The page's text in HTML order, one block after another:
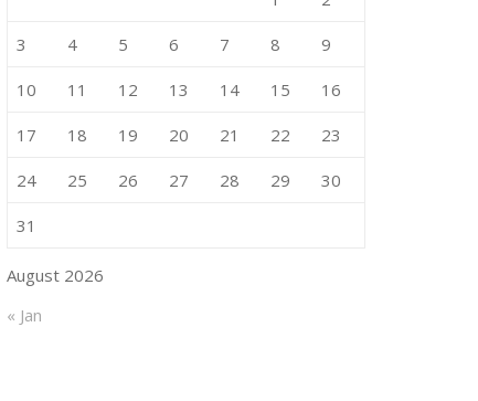
August 2026
3 4 5 6 7 8 9
10 11 12 13 14 15 16
17 18 19 20 21 22 23
24 25 26 27 28 29 30
31
« Jan